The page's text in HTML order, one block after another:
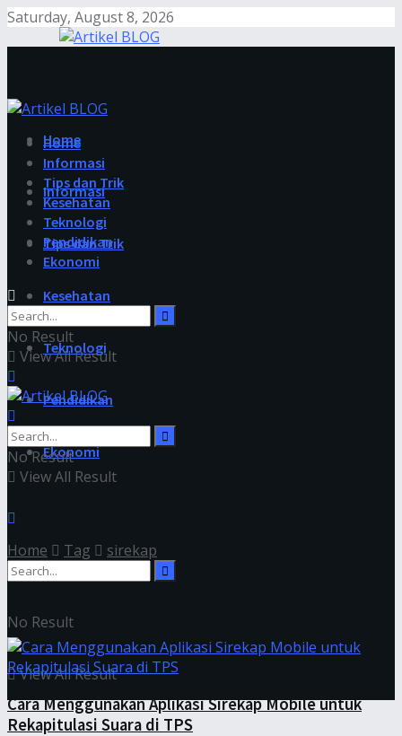
Saturday, August 8, 2026
Home
Informasi
Tips dan Trik
Kesehatan
Teknologi
Pendidikan
Ekonomi
No Result
View All Result
Home
Informasi
Tips dan Trik
Kesehatan
Teknologi
Pendidikan
Ekonomi
No Result
View All Result
No Result
View All Result
Home Tag sirekap
Cara Menggunakan Aplikasi Sirekap Mobile untuk
Rekapitulasi Suara di TPS